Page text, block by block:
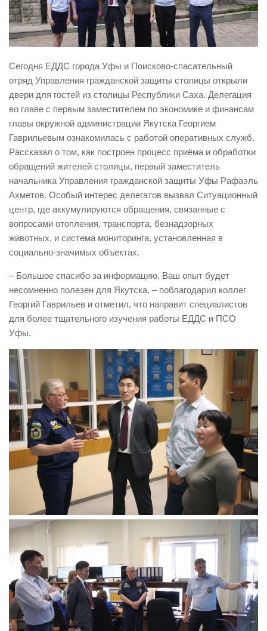
Виды деятельности
Обслуживание опасных производственных объектов
УГЗ рекомендует
Памятки населению
Как стать спасателем
Уголок гражданской обороны
Пресс-центр
СМИ о нас
Конкурсы
Фотогалерея
Обращения
Вакансии
Сегодня ЕДДС города Уфы и Поисково-спасательный
отряд Управления гражданской защиты столицы открыли
двери для гостей из столицы Республики Саха. Делегация
во главе с первым заместителем по экономике и финансам
главы окружной администрации Якутска Георгием
Гаврильевым ознакомилась с работой оперативных служб.
Рассказал о том, как построен процесс приёма и обработки
обращений жителей столицы, первый заместитель
начальника Управления гражданской защиты Уфы Рафаэль
Ахметов. Особый интерес делегатов вызвал Ситуационный
центр, где аккумулируются обращения, связанные с
вопросами отопления, транспорта, безнадзорных
животных, и система мониторинга, установленная в
социально-значимых объектах.
– Большое спасибо за информацию, Ваш опыт будет
несомненно полезен для Якутска, – поблагодарил коллег
Георгий Гаврильев и отметил, что направит специалистов
для более тщательного изучения работы ЕДДС и ПСО
Уфы.